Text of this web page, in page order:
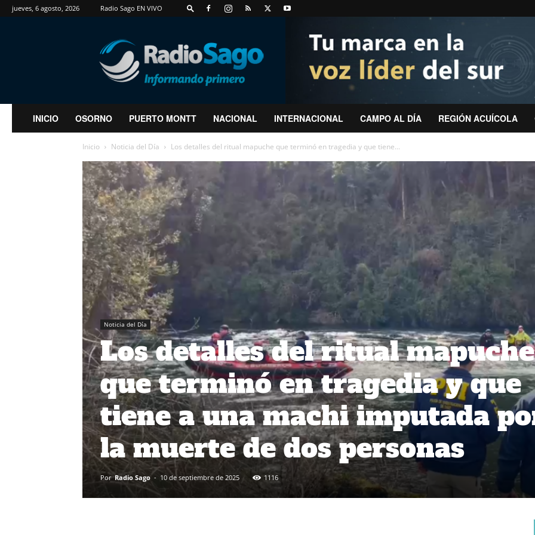
jueves, 6 agosto, 2026 Radio Sago EN VIVO
RadioSago
INICIO OSORNO PUERTO MONTT NACIONAL INTERNACIONAL CAMPO AL DÍA REGIÓN ACUÍCOLA
Inicio Noticia del Día Los detalles del ritual mapuche que terminó en tragedia y que tiene...
Noticia del Día
Los detalles del ritual mapuche
que terminó en tragedia y que
tiene a una machi imputada
la muerte de dos personas
Por Radio Sago - 10 de septiembre de 2025 1116